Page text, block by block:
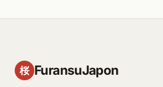
桜 FuransuJapon